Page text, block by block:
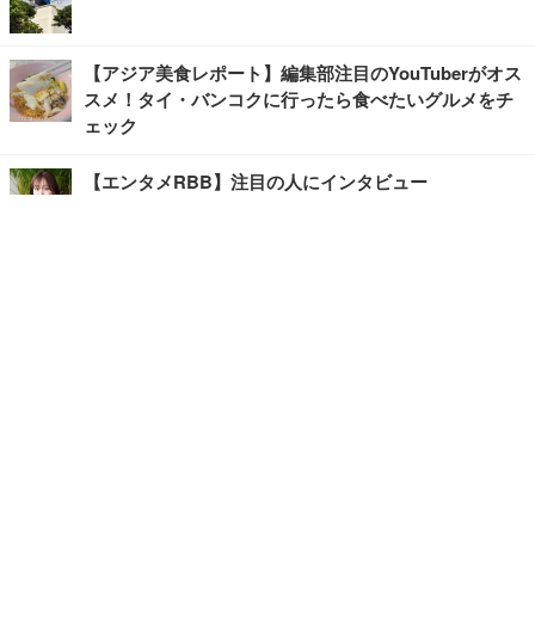
【アジア美食レポート】編集部注目のYouTuberがオス
スメ！タイ・バンコクに行ったら食べたいグルメをチ
ェック
【エンタメRBB】注目の人にインタビュー